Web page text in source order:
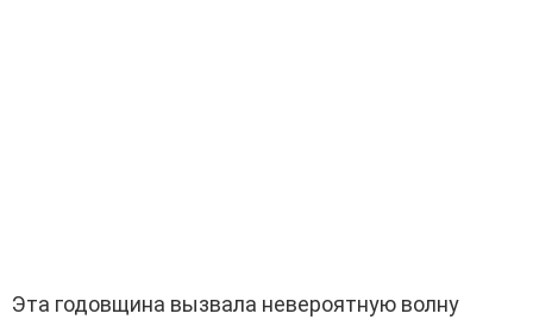
Эта годовщина вызвала невероятную волну